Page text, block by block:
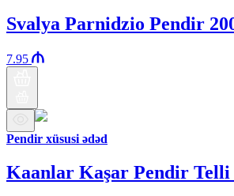
Svalya Parnidzio Pendir
7.95
Pendir xüsusi ədəd
Kaanlar Kaşar Pendir Telli